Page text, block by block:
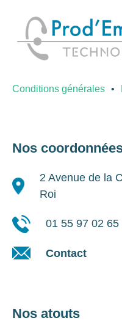
Conditions générales
Nos
2 Avenue de la
Roi
01 55 97 02 65
Contact
Nos atouts